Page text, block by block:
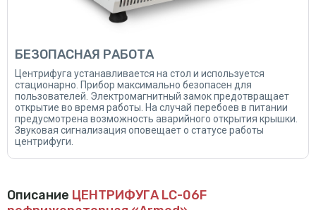
БЕЗОПАСНАЯ РАБОТА
Центрифуга устанавливается на стол и используется
стационарно. Прибор максимально безопасен для
пользователей. Электромагнитный замок предотвращает
открытие во время работы. На случай перебоев в питании
предусмотрена возможность аварийного открытия крышки.
Звуковая сигнализация оповещает о статусе работы
центрифуги.
Описание ЦЕНТРИФУГА LC-06F